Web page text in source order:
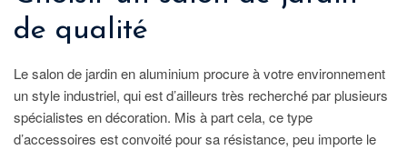
de qualité
Le salon de jardin en aluminium procure à votre environnement
un style industriel, qui est d’ailleurs très recherché par plusieurs
spécialistes en décoration. Mis à part cela, ce type
d’accessoires est convoité pour sa résistance, peu importe le